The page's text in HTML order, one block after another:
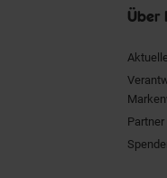
Über